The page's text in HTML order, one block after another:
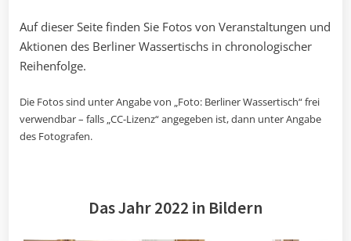
Auf dieser Seite finden Sie Fotos von Veranstaltungen und
Aktionen des Berliner Wassertischs in chronologischer
Reihenfolge.
Die Fotos sind unter Angabe von „Foto: Berliner Wassertisch“ frei
verwendbar – falls „CC-Lizenz“ angegeben ist, dann unter Angabe
des Fotografen.
Das Jahr 2022 in Bildern